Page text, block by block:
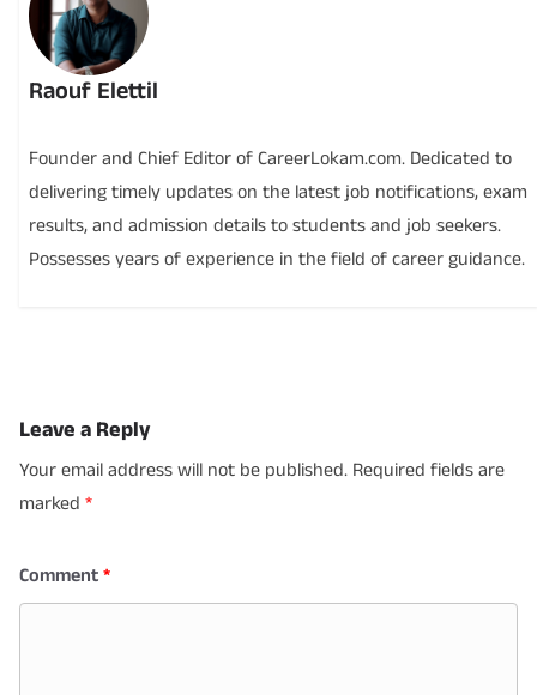
Raouf Elettil
Founder and Chief Editor of CareerLokam.com. Dedicated to
delivering timely updates on the latest job notifications, exam
results, and admission details to students and job seekers.
Possesses years of experience in the field of career guidance.
Leave a Reply
Your email address will not be published. Required fields are
marked *
Comment*